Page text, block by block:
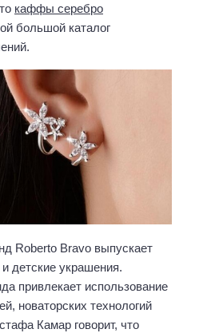
каффы серебро
большой каталог
Roberto Bravo выпускает
детские украшения.
привлекает использование
новаторских технологий
Камар говорит, что